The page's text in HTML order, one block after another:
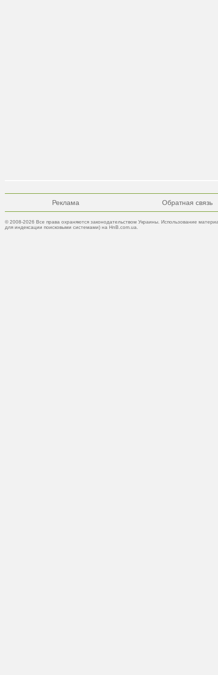
Реклама Обратная связь
© 2008-2026 Все права охраняются законодательством Украины. Использование
для индексации поисковыми системами) на HnB.com.ua.